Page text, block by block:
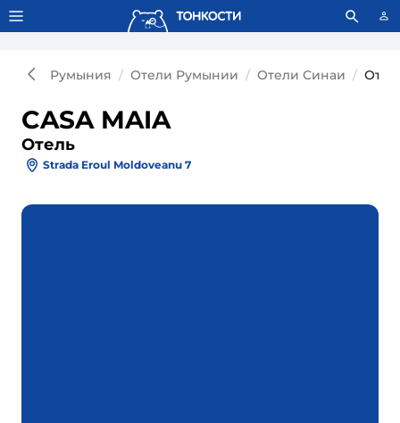
Тонкости используют сookie-файлы. Что это значит?
Румыния Отели Румынии Отели Синаи
CASA MAIA
Отель
Strada Eroul Moldoveanu 7